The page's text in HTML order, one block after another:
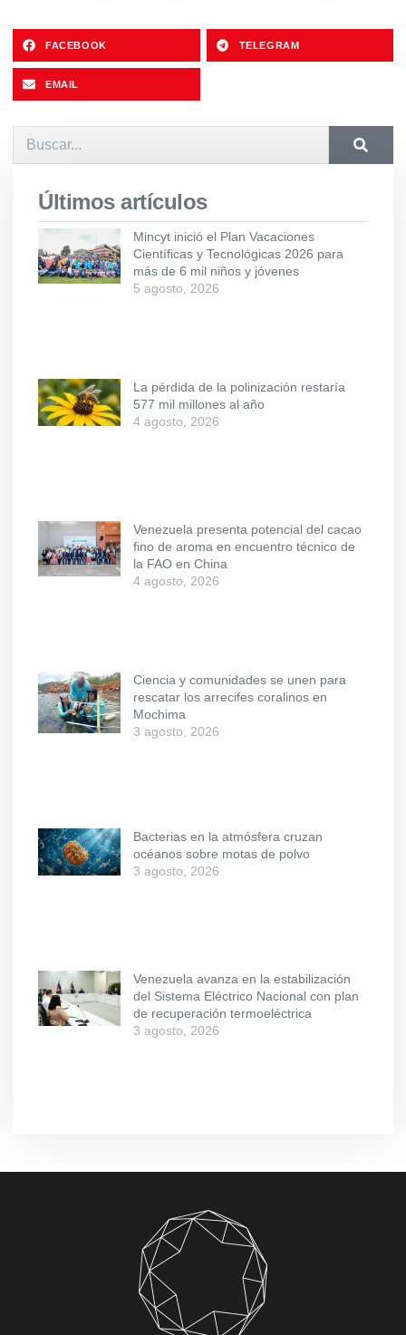
FACEBOOK TELEGRAM
EMAIL
Últimos artículos
Mincyt inició el Plan Vacaciones
Científicas y Tecnológicas 2026 para
más de 6 mil niños y jóvenes
5 agosto, 2026
La pérdida de la polinización restaría
577 mil millones al año
4 agosto, 2026
Venezuela presenta potencial del cacao
fino de aroma en encuentro técnico de
la FAO en China
4 agosto, 2026
Ciencia y comunidades se unen para
rescatar los arrecifes coralinos en
Mochima
3 agosto, 2026
Bacterias en la atmósfera cruzan
océanos sobre motas de polvo
3 agosto, 2026
Venezuela avanza en la estabilización
del Sistema Eléctrico Nacional con plan
de recuperación termoeléctrica
3 agosto, 2026